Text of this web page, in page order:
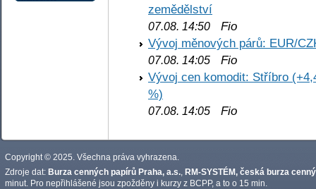
zemědělství
07.08. 14:50 Fio
Vývoj měnových párů: EUR/
07.08. 14:05 Fio
Vývoj cen komodit: Stříbro
%)
07.08. 14:05 Fio
Copyright © 2025. Všechna práva vyhrazena.
Zdroje dat: Burza cenných papírů Praha, a.s. RM-SYSTÉM, česká burza
minut. Pro nepřihlášené jsou zpožděny i kurzy z BCPP, a to o 15 min.